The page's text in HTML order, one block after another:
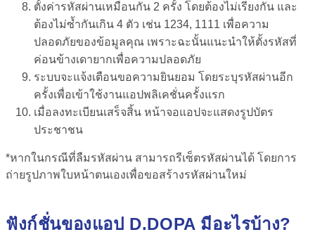
ตั้งค่ารหัสผ่านเหมือนกัน 2 ครั้ง โดยต้องไม่เรียงกัน และ
ต้องไม่ซ้ำกันเกิน 4 ตัว เช่น 1234, 1111 เพื่อความ
ปลอดภัยของข้อมูลคุณ เพราะฉะนั้นแนะนำให้ตั้งรหัสที่
ค่อนข้างเดายากเพื่อความปลอดภัย
ระบบจะแจ้งเตือนขอความยินยอม โดยระบุรหัสผ่านอีก
ครั้งเพื่อเข้าใช้งานแอปพลิเคชั่นครั้งแรก
เมื่อลงทะเบียนเสร็จสิ้น หน้าจอแอปจะแสดงรูปบัตร
ประชาชน
*หากในกรณีที่ลืมรหัสผ่าน สามารถรีเซ็ตรหัสผ่านได้ โดยการ
ถ่ายรูปภาพใบหน้าตนเองเพื่อขอสร้างรหัสผ่านใหม่
ฟังก์ชั่นของแอป D.DOPA มีอะไรบ้าง?